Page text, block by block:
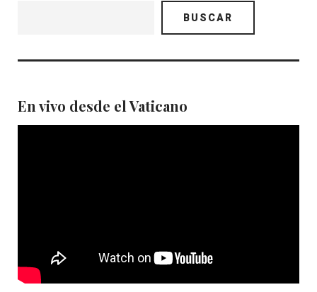
BUSCAR
En vivo desde el Vaticano